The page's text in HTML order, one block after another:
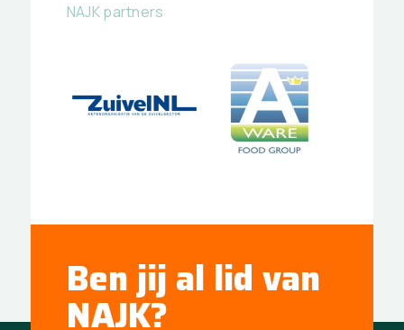
NAJK partners
Ben jij al lid van
NAJK?